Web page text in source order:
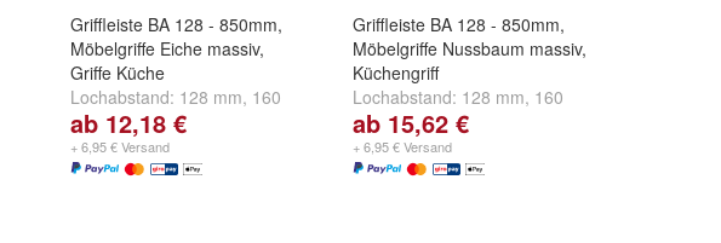
Griffleiste BA 128 - 850mm,
Möbelgriffe Eiche massiv,
Griffe Küche
Lochabstand: 128 mm, 160
mm ,192 mm und
ab 12,18 €
+ 6,95 € Versand
Griffleiste BA 128 - 850mm,
Möbelgriffe Nussbaum massiv,
Küchengriff
Lochabstand: 128 mm, 160
mm ,192 mm und
ab 15,62 €
+ 6,95 € Versand